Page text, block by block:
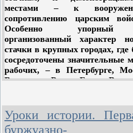
крестьянству, об
либеральной буржуазии
Необходимо было
единую и
марксистскую тактику
демократии.
Но благодаря
демократия оказалась в это
расколотой на две фракции.
местами – к
сопротивлению царским
Особенно
организованный характер
стачки в крупных городах,
сосредоточены значительные
рабочих, – в Петербурге,
Варшаве, Риге, Баку. В
отряды рабочих своими
раскачивали менее
Уроки истории.
буржуазно-